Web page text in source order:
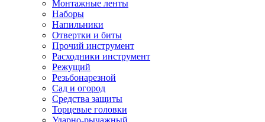
Монтажные ленты
Наборы
Напильники
Отвертки и биты
Прочий инструмент
Расходники инструмент
Режущий
Резьбонарезной
Сад и огород
Средства защиты
Торцевые головки
Ударно-рычажный